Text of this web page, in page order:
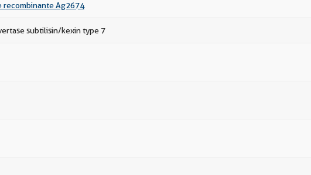
recombinante Ag2674
subtilisin/kexin type 7